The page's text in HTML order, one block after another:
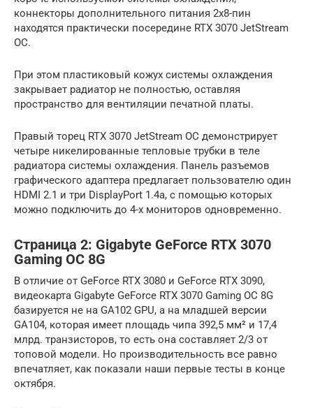
коннекторы дополнительного питания 2х8-пин
находятся практически посередине RTX 3070 JetStream
OC.
При этом пластиковый кожух системы охлаждения
закрывает радиатор не полностью, оставляя
пространство для вентиляции печатной платы.
Правый торец RTX 3070 JetStream OC демонстрирует
четыре никелированные тепловые трубки в теле
радиатора системы охлаждения. Панель разъемов
графического адаптера предлагает пользователю один
HDMI 2.1 и три DisplayPort 1.4a, с помощью которых
можно подключить до 4-х мониторов одновременно.
Страница 2: Gigabyte GeForce RTX 3070
Gaming OC 8G
В отличие от GeForce RTX 3080 и GeForce RTX 3090,
видеокарта Gigabyte GeForce RTX 3070 Gaming OC 8G
базируется не на GA102 GPU, а на младшей версии
GA104, которая имеет площадь чипа 392,5 мм² и 17,4
млрд. транзисторов, то есть она составляет 2/3 от
топовой модели. Но производительность все равно
впечатляет, как показали наши первые тесты в конце
октября.